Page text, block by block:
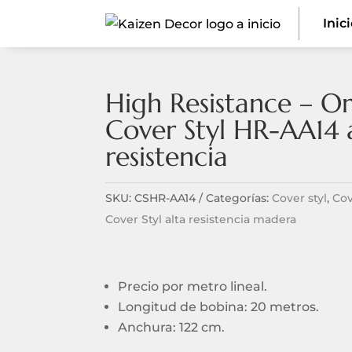
High Resistance –
Cover Styl HR-AA14
resistencia
SKU:CSHR-AA14 Categorías:Cover styl,
Cover Styl alta resistencia madera
Precio por metro lineal.
Longitud de bobina: 20 metros.
Anchura: 122 cm.